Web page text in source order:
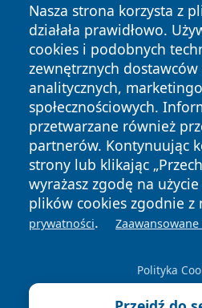
Nasza strona korzysta z
działała prawidłowo.
cookies i podobnych
zewnętrznych dostawców
analitycznych,
społecznościowych.
przetwarzane również
partnerów. Kontynuując
strony lub klikając
wyrażasz zgodę na
plików cookies zgodnie z
prywatności.
Polityka
Copyright © 2026 24slupsk.pl
News Autorzy
Polityka
Prywatności